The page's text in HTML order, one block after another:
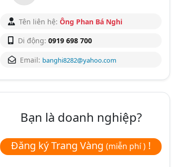
Tên liên hệ: Ông Phan Bá Nghi
Di động: 0919 698 700
Email: banghi8282@yahoo.com
Bạn là doanh nghiệp?
Đăng ký Trang Vàng (miễn phí ) !